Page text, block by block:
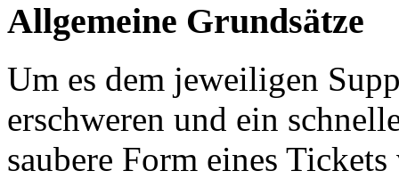
Allgemeine Grundsätze
Um es dem jeweiligen
erschweren und ein
saubere Form eines